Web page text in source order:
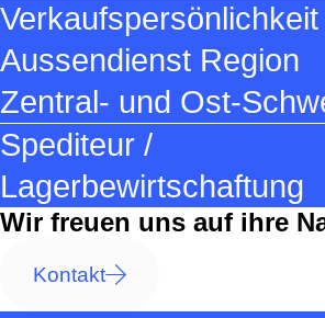
Verkaufspersönlichkeit
Aussendienst Region
Zentral- und Ost-
Spediteur /
Lagerbewirtschaftung
Wir freuen uns auf ihre
Kontakt